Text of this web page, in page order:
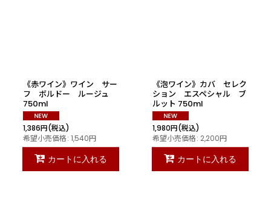
《赤ワイン》ワイン サー
フ ボルドー ルージュ
750ml
1,386円(税込)
希望小売価格: 1,540円
カートに入れる
《泡ワイン》カバ セレク
ション エスペシャル ブ
ルット 750ml
1,980円(税込)
希望小売価格: 2,200円
カートに入れる